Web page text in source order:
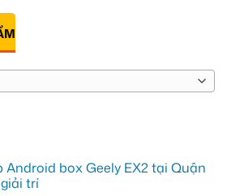
box Geely EX2 tại Quận
trí